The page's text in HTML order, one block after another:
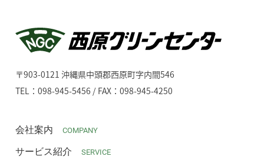
〒903-0121 沖縄県中頭郡西原町字内間546
TEL：098-945-5456 / FAX：098-945-4250
会社案内 COMPANY
サービス紹介 SERVICE